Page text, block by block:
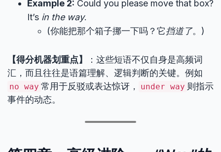
Example 2: Could you please move that box?
It’s in the way.
(你能把那个箱子挪一下吗？它挡道了。)
【得分机器划重点】
：这些短语不仅自身是高频词
汇，而且往往是语篇理解、逻辑判断的关键。例如
no way 常用于反驳或表达惊讶， under way 则指示
事件的动态。